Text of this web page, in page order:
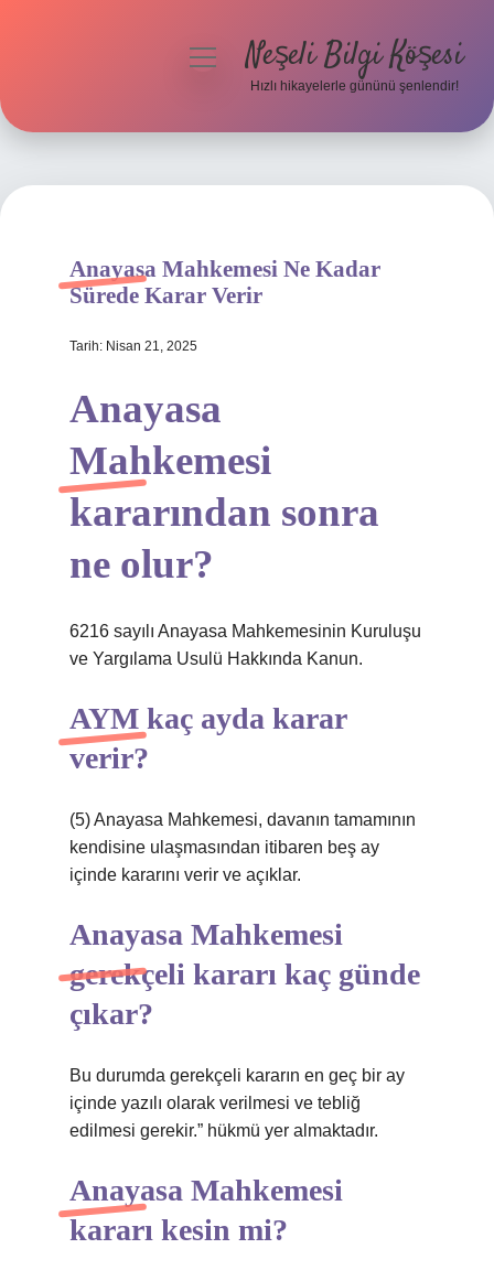
Hakkımızda
menüyüNeşeli Bilgi Köşesi
Hızlı hikayelerle gününü şenlendir!
Anayasa Mahkemesi Ne Kadar
Sürede Karar Verir
Tarih: Nisan 21, 2025
Anayasa
Mahkemesi
kararından sonra
ne olur?
6216 sayılı Anayasa Mahkemesinin Kuruluşu
ve Yargılama Usulü Hakkında Kanun.
AYM kaç ayda karar
verir?
(5) Anayasa Mahkemesi, davanın tamamının
kendisine ulaşmasından itibaren beş ay
içinde kararını verir ve açıklar.
Anayasa Mahkemesi
gerekçeli kararı kaç günde
çıkar?
Bu durumda gerekçeli kararın en geç bir ay
içinde yazılı olarak verilmesi ve tebliğ
edilmesi gerekir.” hükmü yer almaktadır.
Anayasa Mahkemesi
kararı kesin mi?